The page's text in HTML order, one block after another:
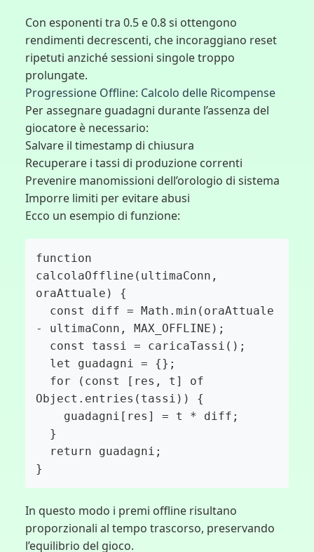
Con esponenti tra 0.5 e 0.8 si ottengono
rendimenti decrescenti, che incoraggiano reset
ripetuti anziché sessioni singole troppo
prolungate.
Progressione Offline: Calcolo delle Ricompense
Per assegnare guadagni durante l’assenza del
giocatore è necessario:
Salvare il timestamp di chiusura
Recuperare i tassi di produzione correnti
Prevenire manomissioni dell’orologio di sistema
Imporre limiti per evitare abusi
Ecco un esempio di funzione:
function
calcolaOffline(ultimaConn,
oraAttuale) {
- ultimaConn, MAX_OFFLINE);
Object.entries(tassi)) {
}
In questo modo i premi offline risultano
proporzionali al tempo trascorso, preservando
l’equilibrio del gioco.